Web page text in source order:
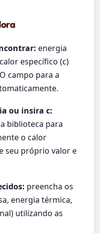
energia
específico (c)
campo para a
ou insira c:
biblioteca para
o calor
seu próprio valor e
preencha os
energia térmica,
utilizando as